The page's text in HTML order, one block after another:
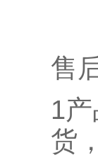
售
1
货